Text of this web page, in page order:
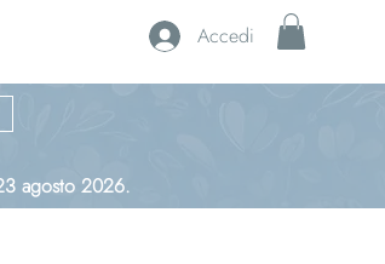
Accedi
agosto 2026.